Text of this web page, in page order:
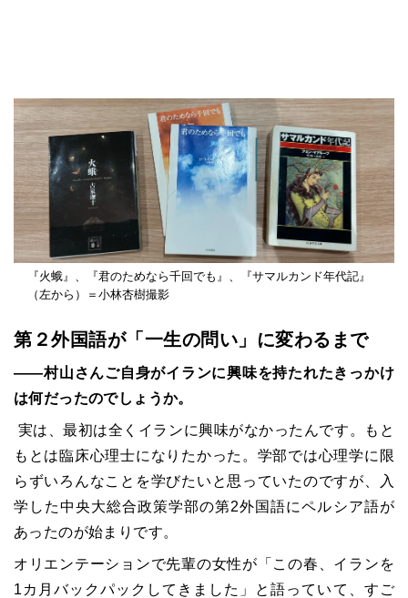
『火蛾』、『君のためなら千回でも』、『サマルカンド年代記』
（左から）＝小林杏樹撮影
第２外国語が「一生の問い」に変わるまで
――村山さんご自身がイランに興味を持たれたきっかけ
は何だったのでしょうか。
実は、最初は全くイランに興味がなかったんです。もと
もとは臨床心理士になりたかった。学部では心理学に限
らずいろんなことを学びたいと思っていたのですが、入
学した中央大総合政策学部の第2外国語にペルシア語が
あったのが始まりです。
オリエンテーションで先輩の女性が「この春、イランを
1カ月バックパックしてきました」と語っていて、すご